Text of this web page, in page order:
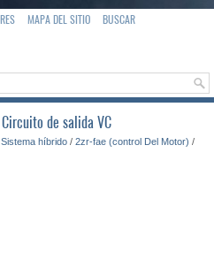
MAPA DEL SITIO BUSCAR
de salida VC
híbrido / 2zr-fae (control Del Motor) /